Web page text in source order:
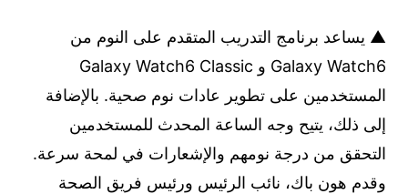
▲ يساعد برنامج التدريب المتقدم على النوم من
Galaxy Watch6 و Galaxy Watch6 Classic
المستخدمين على تطوير عادات نوم صحية. بالإضافة
إلى ذلك، يتيح وجه الساعة المحدث للمستخدمين
التحقق من درجة نومهم والإشعارات في لمحة سرعة.
وقدم هون باك، نائب الرئيس ورئيس فريق الصحة